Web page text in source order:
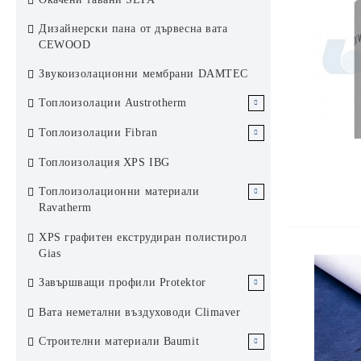
KCS Армстронг
Ламелен метален окачен таван
Дизайнерски пана от дървесна вата
CEWOOD
Звукоизолационни мембрани DAMTEC
Топлоизолации Austrotherm
ЕПС Austrotherm
ЕПС стиропор Аустротерм
ЕПС графитен стиропор
Аустротерм
XPS Austrotherm
Топлоизолации Fibran
XPS Fibran
Каменни вати Fibran
Топлоизолация XPS IBG
Топлоизолационни материали
Ravatherm
Каменни вати Ravatherm
XPS графитен екструдиран полистирол
Gias
Завършващи профили Protektor
Завършващи профили за сухо
Вата неметални въздуховоди Climaver
Строителни материали Baumit